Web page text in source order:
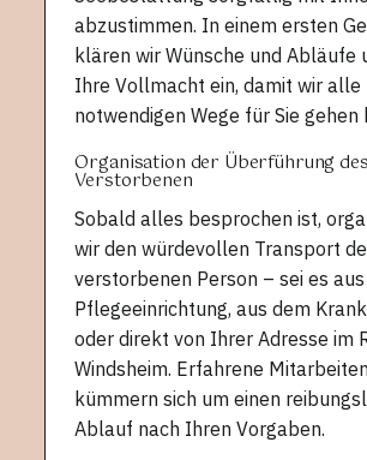
abzustimmen. In einem ersten
klären wir Wünsche und Abläufe
Ihre Vollmacht ein, damit wir alle
notwendigen Wege für Sie gehen
Organisation der Überführung des
Verstorbenen
Sobald alles besprochen ist,
wir den würdevollen Transport
verstorbenen Person – sei es
Pflegeeinrichtung, aus dem
oder direkt von Ihrer Adresse im
Windsheim. Erfahrene
kümmern sich um einen
Ablauf nach Ihren Vorgaben.